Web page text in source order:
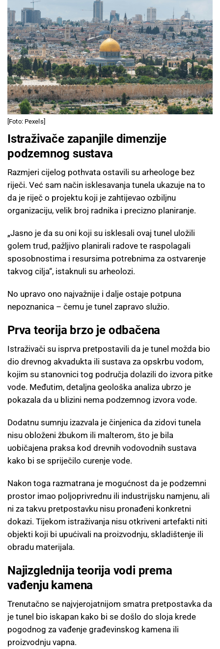
[Foto: Pexels]
Istraživače zapanjile dimenzije
podzemnog sustava
Razmjeri cijelog pothvata ostavili su arheologe bez
riječi. Već sam način isklesavanja tunela ukazuje na to
da je riječ o projektu koji je zahtijevao ozbiljnu
organizaciju, velik broj radnika i precizno planiranje.
„Jasno je da su oni koji su isklesali ovaj tunel uložili
golem trud, pažljivo planirali radove te raspolagali
sposobnostima i resursima potrebnima za ostvarenje
takvog cilja“, istaknuli su arheolozi.
No upravo ono najvažnije i dalje ostaje potpuna
nepoznanica – čemu je tunel zapravo služio.
Prva teorija brzo je odbačena
Istraživači su isprva pretpostavili da je tunel možda bio
dio drevnog akvadukta ili sustava za opskrbu vodom,
kojim su stanovnici tog područja dolazili do izvora pitke
vode. Međutim, detaljna geološka analiza ubrzo je
pokazala da u blizini nema podzemnog izvora vode.
Dodatnu sumnju izazvala je činjenica da zidovi tunela
nisu obloženi žbukom ili malterom, što je bila
uobičajena praksa kod drevnih vodovodnih sustava
kako bi se spriječilo curenje vode.
Nakon toga razmatrana je mogućnost da je podzemni
prostor imao poljoprivrednu ili industrijsku namjenu, ali
ni za takvu pretpostavku nisu pronađeni konkretni
dokazi. Tijekom istraživanja nisu otkriveni artefakti niti
objekti koji bi upućivali na proizvodnju, skladištenje ili
obradu materijala.
Najizglednija teorija vodi prema
vađenju kamena
Trenutačno se najvjerojatnijom smatra pretpostavka da
je tunel bio iskapan kako bi se došlo do sloja krede
pogodnog za vađenje građevinskog kamena ili
proizvodnju vapna.